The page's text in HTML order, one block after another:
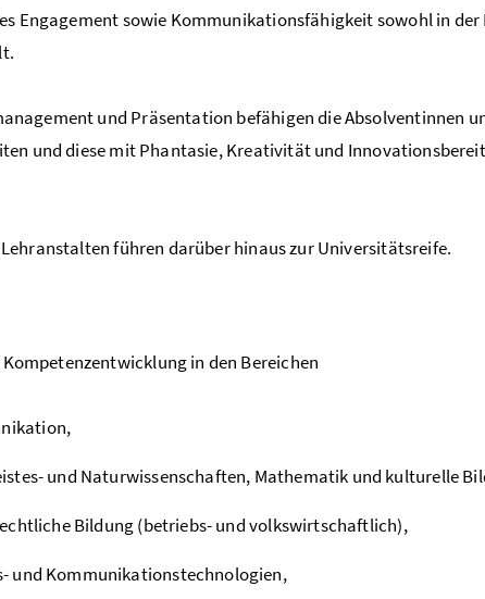
Engagement sowie Kommunikationsfähigkeit sowohl in der
und Präsentation befähigen die Absolventinnen
und diese mit Phantasie, Kreativität und
führen darüber hinaus zur Universitätsreife.
in den Bereichen
und Naturwissenschaften, Mathematik und kulturelle
Bildung (betriebs- und volkswirtschaftlich),
und Kommunikationstechnologien,